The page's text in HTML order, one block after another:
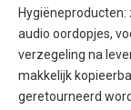
audio oordopjes,
verzegeling na
makkelijk
geretourneerd